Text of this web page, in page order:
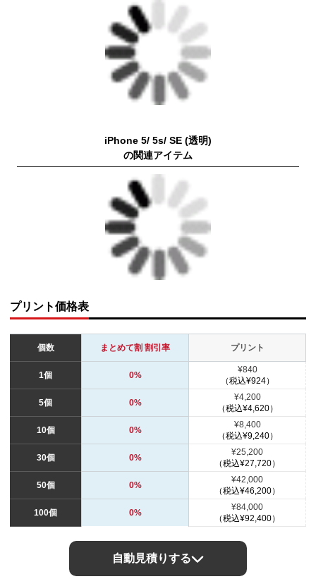
iPhone 5/ 5s/ SE (透明)
の関連アイテム
プリント価格表
個数 まとめて割 割引率 プリント
1個 0%
¥840
（税込¥924）
5個 0%
¥4,200
（税込¥4,620）
10個 0%
¥8,400
（税込¥9,240）
30個 0%
¥25,200
（税込¥27,720）
50個 0%
¥42,000
（税込¥46,200）
100個 0%
¥84,000
（税込¥92,400）
自動見積りする